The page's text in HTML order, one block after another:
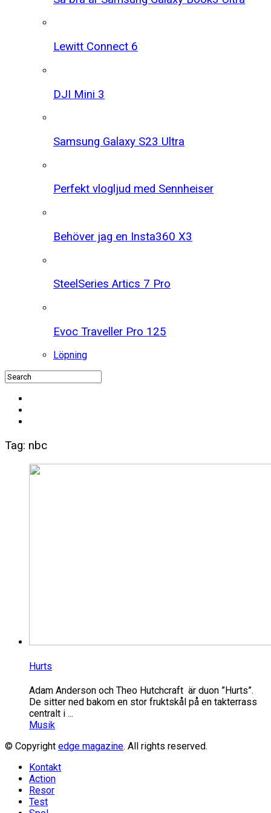
Lewitt Connect 6
DJI Mini 3
Samsung Galaxy S23 Ultra
Perfekt vlogljud med Sennheiser
Behöver jag en Insta360 X3
SteelSeries Artics 7 Pro
Evoc Traveller Pro 125
Löpning
Tag: nbc
Hurts
Adam Anderson och Theo Hutchcraft är duon ”Hurts”.
De sitter ned bakom en stor fruktskål på en takterrass
centralt i ...
Musik
© Copyright edge magazine. All rights reserved.
Kontakt
Action
Resor
Test